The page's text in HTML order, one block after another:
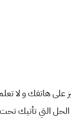
على هاتفك و لا
الحل التي تأتيك